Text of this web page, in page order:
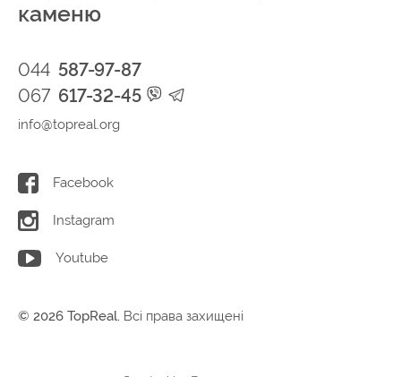
каменю
044 587-97-87
067 617-32-45
info@topreal.org
Facebook
Instagram
Youtube
© 2026 TopReal. Всі права захищені